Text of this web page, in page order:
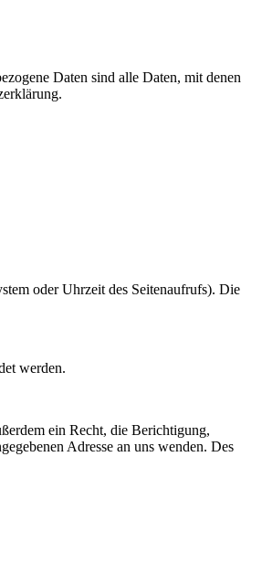
Daten sind alle Daten, mit denen
oder Uhrzeit des Seitenaufrufs). Die
werden.
ein Recht, die Berichtigung,
Adresse an uns wenden. Des